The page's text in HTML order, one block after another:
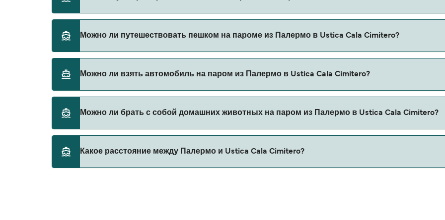
акции на паромы.
Можно ли путешествовать пешком на пароме из Палермо в Ustica Cala Cimitero?
Можно ли взять автомобиль на паром из Палермо в Ustica Cala Cimitero?
Можно ли брать с собой домашних животных на паром из Палермо в Ustica Cala Cimitero?
Какое расстояние между Палермо и Ustica Cala Cimitero?